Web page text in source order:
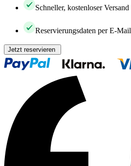
Schneller, kostenloser Versand
Reservierungsdaten per E-Mail
Jetzt reservieren